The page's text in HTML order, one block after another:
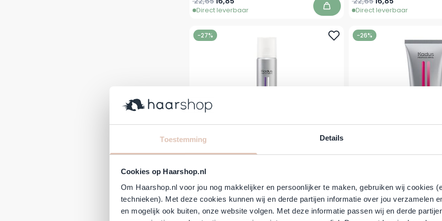
Toestemming Details
Cookies op Haarshop.nl
Om Haarshop.nl voor jou nog makkelijker en persoonlijker te maken, gebruiken wij cookies
technieken). Met deze cookies kunnen wij en derde partijen informatie over jou verzamelen
en mogelijk ook buiten, onze website volgen. Met deze informatie passen wij en derde
Direct leverbaar In winkelwagenDirect leverbaar
-27%
Speciale prijs
11,85
Normale prijs
16,20
Direct leverbaar In winkelwagen
-26%
Vanaf
16,85
Normale prijs
22,65
Direct leverbaar